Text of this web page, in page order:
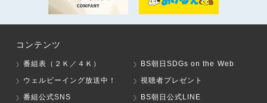
コンテンツ
番組表（２Ｋ／４Ｋ）
BS朝日SDGs on the Web
ウェルビーイング放送中！
視聴者プレゼント
番組公式SNS
BS朝日公式LINE